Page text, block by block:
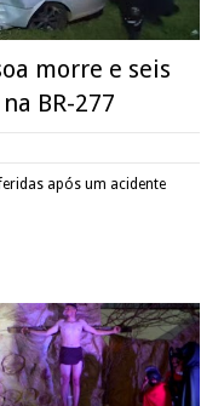
morre e seis
BR-277
após um acidente